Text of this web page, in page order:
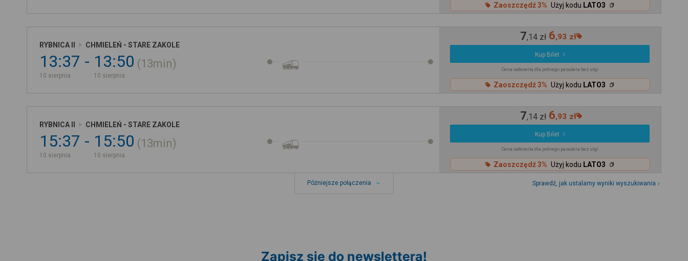
Zaoszczędź 3% Użyj kodu LATO3
RYBNICA II CHMIELEŃ - STARE ZAKOLE
13:37
10 sierpnia
13:50
10 sierpnia
13min
7,14 zł 6,93 zł
Kup Bilet
Cena całkowita dla jednego pasażera bez ulgi
Zaoszczędź 3% Użyj kodu LATO3
RYBNICA II CHMIELEŃ - STARE ZAKOLE
15:37
10 sierpnia
15:50
10 sierpnia
13min
7,14 zł 6,93 zł
Kup Bilet
Cena całkowita dla jednego pasażera bez ulgi
Zaoszczędź 3% Użyj kodu LATO3
Późniejsze połączenia Sprawdź, jak ustalamy wyniki wyszukiwania
Zapisz się do newslettera!